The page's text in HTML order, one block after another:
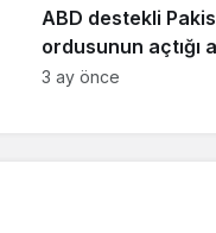
ABD destekli
ordusunun açtığı
sonucu 3 Afgan
3 ay önce